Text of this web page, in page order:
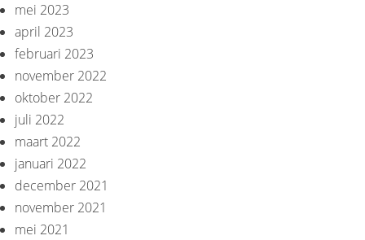
mei 2023
april 2023
februari 2023
november 2022
oktober 2022
juli 2022
maart 2022
januari 2022
december 2021
november 2021
mei 2021